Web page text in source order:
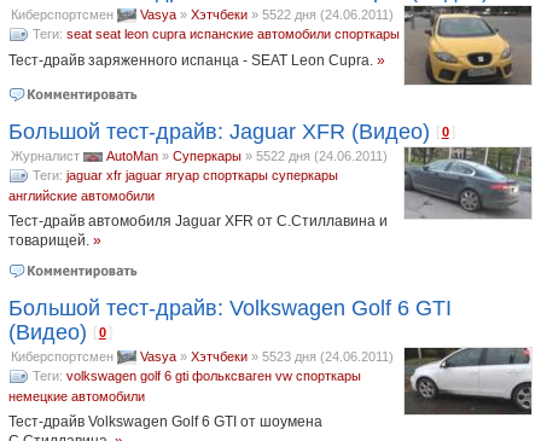
Киберспортсмен Vasya» Хэтчбеки» 5522 дня (24.06.2011)
Теги: seat seat leon cupra испанские автомобили спорткары
Тест-драйв заряженного испанца - SEAT Leon Cupra. »
Большой тест-драйв: Jaguar XFR (Видео) [0 ]
Журналист AutoMan» Суперкары» 5522 дня (24.06.2011)
Теги: jaguar xfr jaguar ягуар спорткары суперкары
английские автомобили
Тест-драйв автомобиля Jaguar XFR от С.Стиллавина и
товарищей. »
Большой тест-драйв: Volkswagen Golf 6 GTI
(Видео) [0 ]
Киберспортсмен Vasya» Хэтчбеки» 5523 дня (24.06.2011)
Теги: volkswagen golf 6 gti фольксваген vw спорткары
немецкие автомобили
Тест-драйв Volkswagen Golf 6 GTI от шоумена